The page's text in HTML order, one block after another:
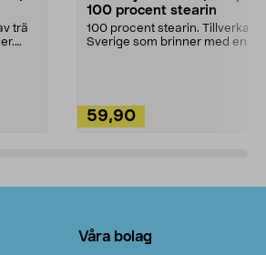
trä
100 procent stearin
100 procent stearin. Tillverkade i
Sverige som brinner med en
59,90
Våra bolag